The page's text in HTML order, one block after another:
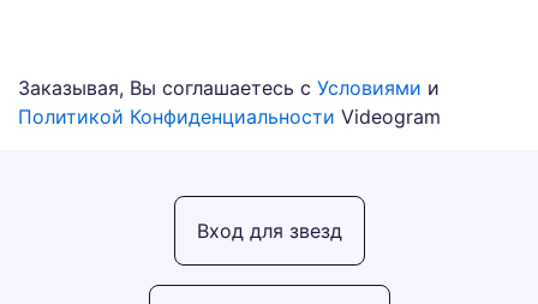
Заказывая, Вы соглашаетесь с Условиями и
Политикой Конфиденциальности Videogram
Вход для звезд